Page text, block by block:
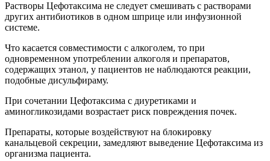
Растворы Цефотаксима не следует смешивать с растворами
других антибиотиков в одном шприце или инфузионной
системе.
Что касается совместимости с алкоголем, то при
одновременном употреблении алкоголя и препаратов,
содержащих этанол, у пациентов не наблюдаются реакции,
подобные дисульфираму.
При сочетании Цефотаксима с диуретиками и
аминогликозидами возрастает риск повреждения почек.
Препараты, которые воздействуют на блокировку
канальцевой секреции, замедляют выведение Цефотаксима из
организма пациента.